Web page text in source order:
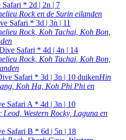
* 2d | 2n | 7
Rock en de Surin eilanden
Safari * 3d | 3n | 11
Rock, Koh Tachai, Koh Bon,
Safari * 4d | 4n | 14
Rock, Koh Tachai, Koh Bon,
Safari * 3d | 3n | 10 duikenHin
Koh Ha, Koh Phi Phi en
Safari A * 4d | 3n | 10
Leod, Western Rocky, Laguna en
Safari B * 6d | 5n | 18